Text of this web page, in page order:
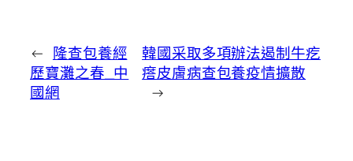
← 隆查包養經
歷寶灘之春_中
國網
韓國采取多項辦法遏制牛疙
瘩皮膚病查包養疫情擴散
→